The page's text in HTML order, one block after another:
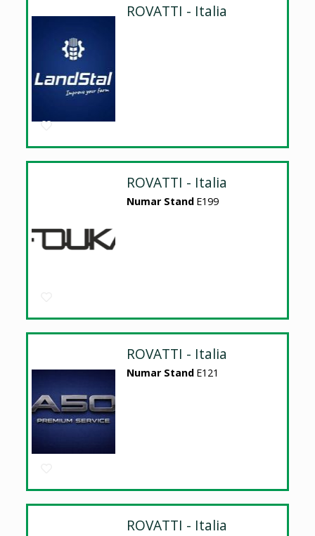
ROVATTI - Italia
ROVATTI - Italia
Numar Stand E199
ROVATTI - Italia
Numar Stand E121
ROVATTI - Italia